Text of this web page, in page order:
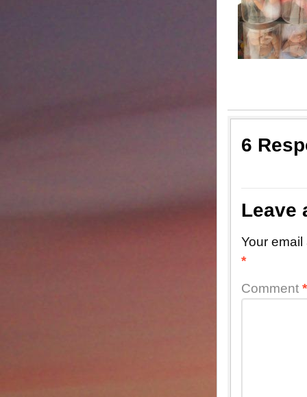
6
Leave
Your
*
Comment *